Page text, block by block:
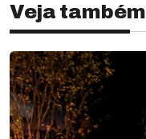
Veja também